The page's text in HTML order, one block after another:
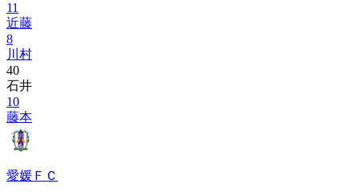
11
近藤
8
川村
40
石井
10
藤本
愛媛ＦＣ